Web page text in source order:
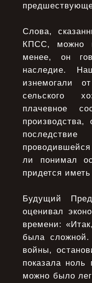
Слова,
КПСС, можно
менее, он
наследие.
изнемогали
сельского
плачевное
ли понимал
придется
Будущий
оценивал
времени:
была
войны,
показала ноль
можно было